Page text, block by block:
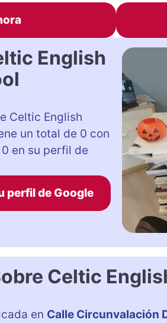
English
Celtic English
un total de 0 con
en su perfil de
perfil de Google
Celtic
en Calle Circunvalación